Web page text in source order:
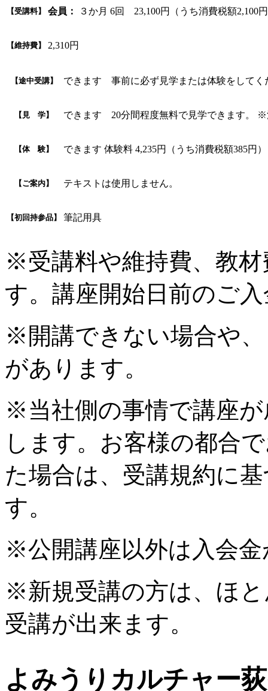
【受講料】 会員： ３か月 6回 23,100円（うち消費税額2,100
【維持費】 2,310円
【途中受講】 できます 事前に必ず見学または体験をしてく
【見 学】 できます 20分間程度無料で見学できます。 ※
【体 験】 できます 体験料 4,235円（うち消費税額385円）
【ご案内】 テキストは使用しません。
【初回持参品】 筆記用具
※受講料や維持費、教
す。講座開始日前のご
※開講できない場合や
があります。
※当社側の事情で講座
します。お客様の都合
た場合は、受講規約に
す。
※公開講座以外は入会
※新規受講の方は、ほ
受講が出来ます。
よみうりカルチャー